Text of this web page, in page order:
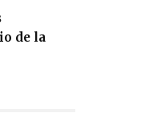
de la